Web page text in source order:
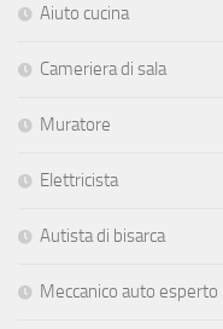
Aiuto cucina
Cameriera di sala
Muratore
Elettricista
Autista di bisarca
Meccanico auto esperto